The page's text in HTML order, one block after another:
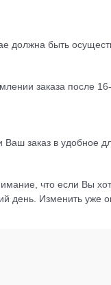
быть
заказа после
заказ в удобное
что если Вы
день. Изменить уже